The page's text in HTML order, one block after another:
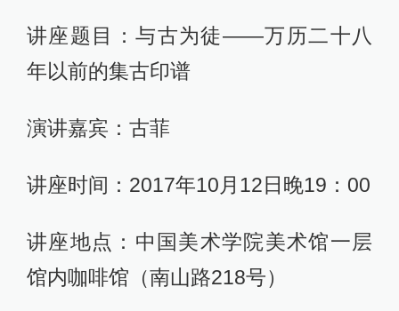
讲座题目：与古为徒——万历二十八
年以前的集古印谱
演讲嘉宾：古菲
讲座时间：2017年10月12日晚19：00
讲座地点：中国美术学院美术馆一层
馆内咖啡馆（南山路218号）